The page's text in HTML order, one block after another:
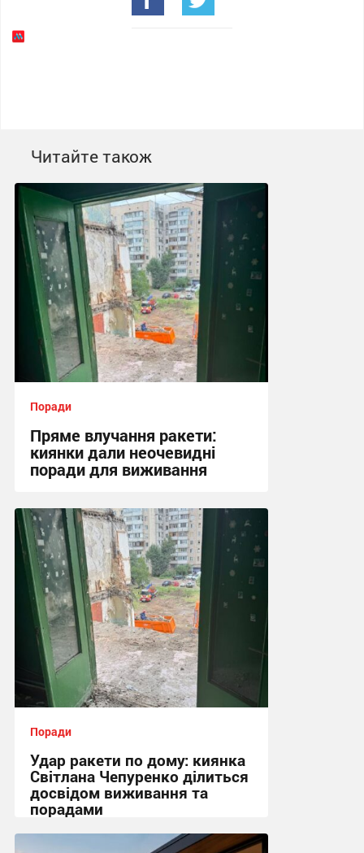
Читайте також
Поради
Пряме влучання ракети:
киянки дали неочевидні
поради для виживання
22:56, 28.07.2026
Поради
Удар ракети по дому: киянка
Світлана Чепуренко ділиться
досвідом виживання та
порадами